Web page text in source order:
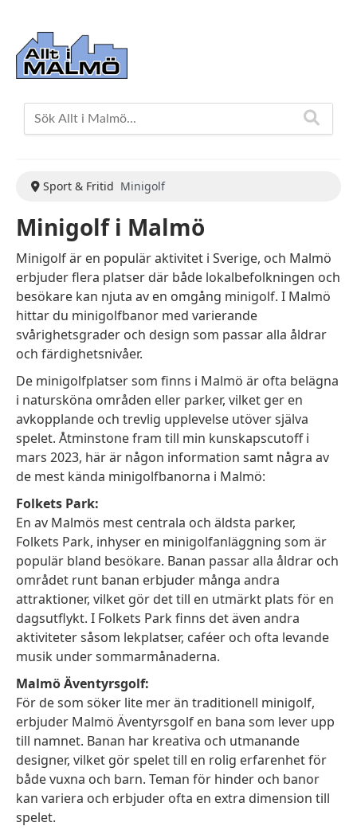
Sport & Fritid Minigolf
Minigolf i Malmö
Minigolf är en populär aktivitet i Sverige, och Malmö
erbjuder flera platser där både lokalbefolkningen och
besökare kan njuta av en omgång minigolf. I Malmö
hittar du minigolfbanor med varierande
svårighetsgrader och design som passar alla åldrar
och färdighetsnivåer.
De minigolfplatser som finns i Malmö är ofta belägna
i natursköna områden eller parker, vilket ger en
avkopplande och trevlig upplevelse utöver själva
spelet. Åtminstone fram till min kunskapscutoff i
mars 2023, här är någon information samt några av
de mest kända minigolfbanorna i Malmö:
Folkets Park:
En av Malmös mest centrala och äldsta parker,
Folkets Park, inhyser en minigolfanläggning som är
populär bland besökare. Banan passar alla åldrar och
området runt banan erbjuder många andra
attraktioner, vilket gör det till en utmärkt plats för en
dagsutflykt. I Folkets Park finns det även andra
aktiviteter såsom lekplatser, caféer och ofta levande
musik under sommarmånaderna.
Malmö Äventyrsgolf:
För de som söker lite mer än traditionell minigolf,
erbjuder Malmö Äventyrsgolf en bana som lever upp
till namnet. Banan har kreativa och utmanande
designer, vilket gör spelet till en rolig erfarenhet för
både vuxna och barn. Teman för hinder och banor
kan variera och erbjuder ofta en extra dimension till
spelet.